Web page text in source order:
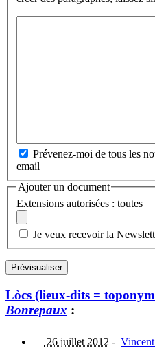
Prévenez-moi de tous les
email
Ajouter un document
Extensions autorisées : toutes
Je veux recevoir la
Lòcs (lieux-dits =
Bonrepaux :
26 juillet 2012 - Vincent